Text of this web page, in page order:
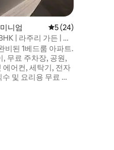
니엄 평점 5점(5점 만점
5 (24)
| 라주리 가든 | 뉴
비된 1베드룸 아파트.
, 무료 주차장, 공원,
에어컨, 세탁기, 전자
및 요리용 무료 생